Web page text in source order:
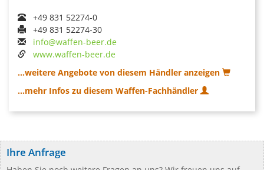
+49 831 52274-0
+49 831 52274-30
info@waffen-beer.de
www.waffen-beer.de
...weitere Angebote von diesem Händler anzeigen
...mehr Infos zu diesem Waffen-Fachhändler
Ihre Anfrage